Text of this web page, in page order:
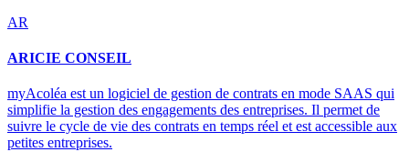
AR
ARICIE CONSEIL
myAcoléa est un logiciel de gestion de contrats en mode SAAS qui
simplifie la gestion des engagements des entreprises. Il permet de
suivre le cycle de vie des contrats en temps réel et est accessible aux
petites entreprises.